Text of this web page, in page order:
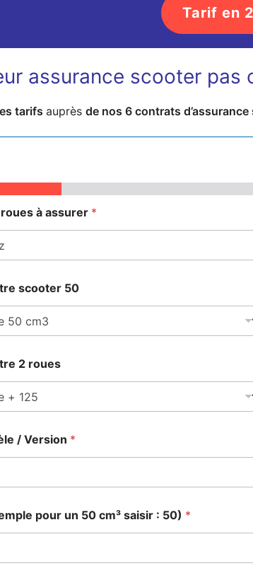
Tarif en
assurance scooter pas
tarifs auprès de nos 6 contrats
à assurer *
scooter 50
2 roues
/ Version *
pour un 50 cm³ saisir : 50) *